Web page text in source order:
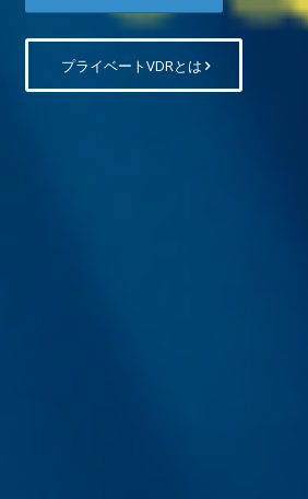
プライベートVDRとは